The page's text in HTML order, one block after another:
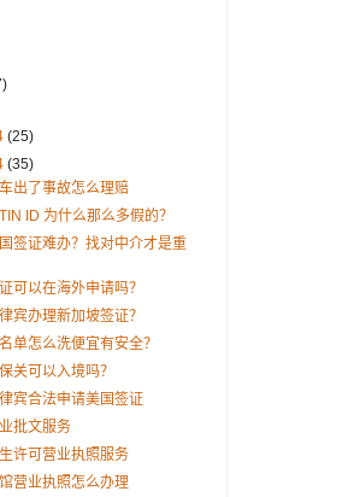
(25)
(35)
出了事故怎么理赔
ID 为什么那么多假的？
签证难办？找对中介才是重
可以在海外申请吗？
宾办理新加坡签证？
单怎么洗便宜有安全？
关可以入境吗？
宾合法申请美国签证
批文服务
许可营业执照服务
营业执照怎么办理